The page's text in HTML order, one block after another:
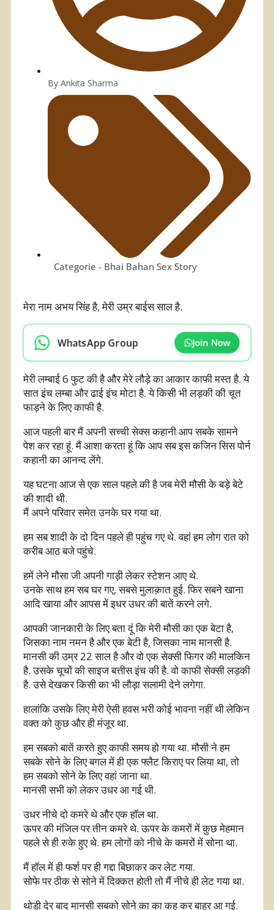
By Ankita Sharma
Categorie - Bhai Bahan Sex Story
मेरा नाम अभय सिंह है, मेरी उम्र बाईस साल है.
WhatsApp Group Join Now
मेरी लम्बाई 6 फुट की है और मेरे लौड़े का आकार काफी मस्त है. ये
सात इंच लम्बा और ढाई इंच मोटा है. ये किसी भी लड़की की चूत
फाड़ने के लिए काफी है.
आज पहली बार मैं अपनी सच्ची सेक्स कहानी आप सबके सामने
पेश कर रहा हूं. मैं आशा करता हूं कि आप सब इस कजिन सिस पोर्न
कहानी का आनन्द लेंगे.
यह घटना आज से एक साल पहले की है जब मेरी मौसी के बड़े बेटे
की शादी थी.
मैं अपने परिवार समेत उनके घर गया था.
हम सब शादी के दो दिन पहले ही पहुंच गए थे. वहां हम लोग रात को
करीब आठ बजे पहुंचे.
हमें लेने मौसा जी अपनी गाड़ी लेकर स्टेशन आए थे.
उनके साथ हम सब घर गए, सबसे मुलाक़ात हुई. फिर सबने खाना
आदि खाया और आपस में इधर उधर की बातें करने लगे.
आपकी जानकारी के लिए बता दूं कि मेरी मौसी का एक बेटा है,
जिसका नाम नमन है और एक बेटी है, जिसका नाम मानसी है.
मानसी की उम्र 22 साल है और वो एक सेक्सी फिगर की मालकिन
है. उसके चूचों की साइज बत्तीस इंच की है. वो काफी सेक्सी लड़की
है. उसे देखकर किसी का भी लौड़ा सलामी देने लगेगा.
हालांकि उसके लिए मेरी ऐसी हवस भरी कोई भावना नहीं थी लेकिन
वक्त को कुछ और ही मंजूर था.
हम सबको बातें करते हुए काफी समय हो गया था. मौसी ने हम
सबके सोने के लिए बगल में ही एक फ्लैट किराए पर लिया था, तो
हम सबको सोने के लिए वहां जाना था.
मानसी सभी को लेकर उधर आ गई थी.
उधर नीचे दो कमरे थे और एक हॉल था.
ऊपर की मंजिल पर तीन कमरे थे. ऊपर के कमरों में कुछ मेहमान
पहले से ही रुके हुए थे. हम लोगों को नीचे के कमरों में सोना था.
मैं हॉल में ही फर्श पर ही गद्दा बिछाकर कर लेट गया.
सोफे पर ठीक से सोने में दिक्कत होती तो मैं नीचे ही लेट गया था.
थोड़ी देर बाद मानसी सबको सोने का का कह कर बाहर आ गई.